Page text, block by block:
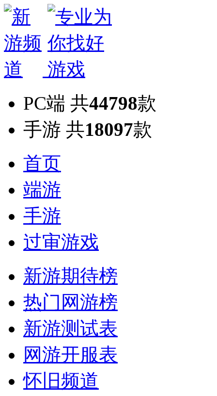
PC端 共44798款
手游 共18097款
首页
端游
手游
过审游戏
新游期待榜
热门网游榜
新游测试表
网游开服表
怀旧频道